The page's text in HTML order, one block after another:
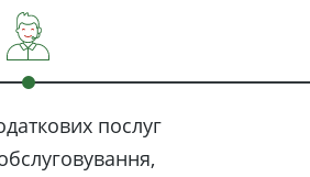
послуг